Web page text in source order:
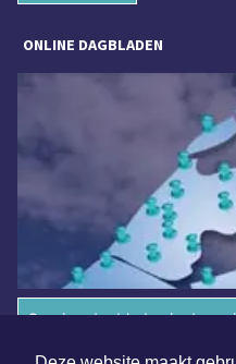
ONLINE DAGBLADEN
Overige dagbladen in de